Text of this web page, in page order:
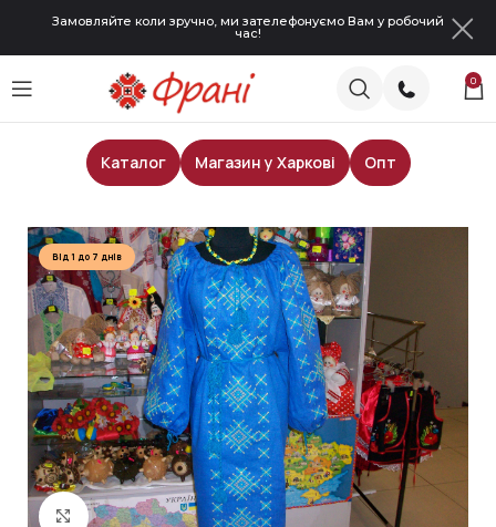
Замовляйте коли зручно, ми зателефонуємо Вам у робочий
час!
0
Каталог Магазин у Харкові
Опт
Сукні
Від 1 до 7 днів
Click to enlarge